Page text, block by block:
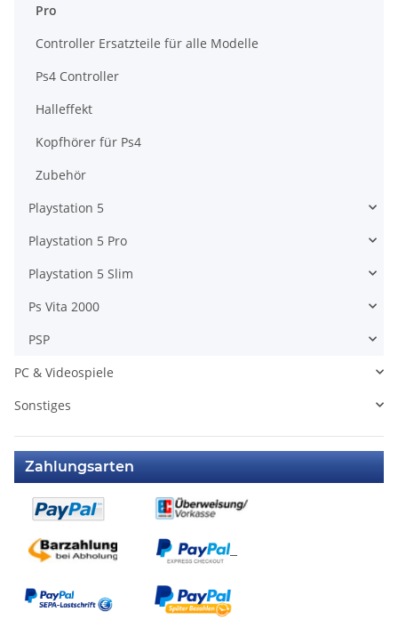
Pro
Controller Ersatzteile für alle Modelle
Ps4 Controller
Halleffekt
Kopfhörer für Ps4
Zubehör
Playstation 5
Playstation 5 Pro
Playstation 5 Slim
Ps Vita 2000
PSP
PC & Videospiele
Sonstiges
Zahlungsarten